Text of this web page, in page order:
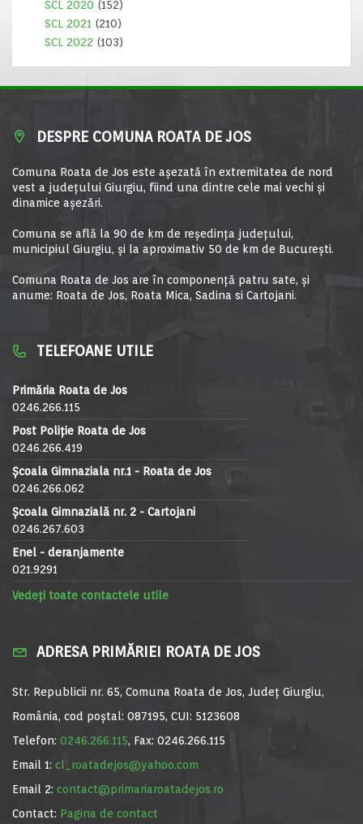
SCL 2020 (152)
SCL 2021 (210)
SCL 2022 (103)
DESPRE COMUNA ROATA DE JOS
Comuna Roata de Jos este aşezată în extremitatea de nord
vest a judeţului Giurgiu, fiind una dintre cele mai vechi şi
dinamice aşezări.
Comuna se află la 90 de km de reşedinţa judeţului,
municipiul Giurgiu, şi la aproximativ 50 de km de Bucureşti.
Comuna Roata de Jos are în componență patru sate, și
anume: Roata de Jos, Roata Mica, Sadina si Cartojani.
TELEFOANE UTILE
Primăria Roata de Jos
0246.266.115
Post Poliție Roata de Jos
0246.266.419
Școala Gimnaziala nr.1 - Roata de Jos
0246.266.062
Școala Gimnazială nr. 2 - Cartojani
0246.267.603
Enel - deranjamente
021.9291
Vedeți toate contactele utile
ADRESA PRIMĂRIEI ROATA DE JOS
Str. Republicii nr. 65, Comuna Roata de Jos, Județ Giurgiu,
România, cod poștal: 087195, CUI: 5123608
Telefon: 0246.266.115, Fax: 0246.266.115
Email 1: cl_roatadejos@yahoo.com
Email 2: contact@primariaroatadejos.ro
Contact: Pagina de contact